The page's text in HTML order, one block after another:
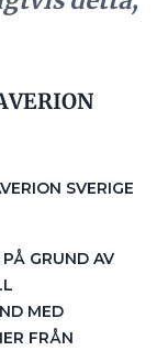
GRUND AV
MED
FRÅN
hårt för att
och
för att
vi kan för att